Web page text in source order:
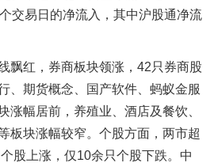
交易日的净流入，其中沪股通净流
飘红，券商板块领涨，42只券商股
、期货概念、国产软件、蚂蚁金服
涨幅居前，养殖业、酒店及餐饮、
板块涨幅较窄。个股方面，两市超
股上涨，仅10余只个股下跌。中